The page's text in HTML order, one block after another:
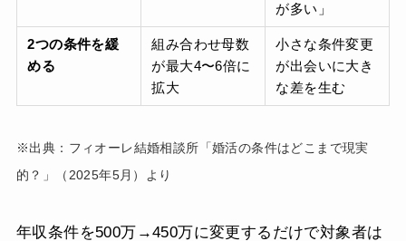
が多い」
2つの条件を緩
める
組み合わせ母数
が最大4〜6倍に
拡大
小さな条件変更
が出会いに大き
な差を生む
※出典：フィオーレ結婚相談所「婚活の条件はどこまで現実
的？」（2025年5月）より
年収条件を500万→450万に変更するだけで対象者は